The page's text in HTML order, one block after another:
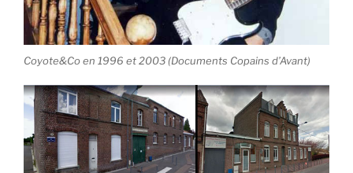
Coyote&Co en 1996 et 2003 (Documents Copains d’Avant)